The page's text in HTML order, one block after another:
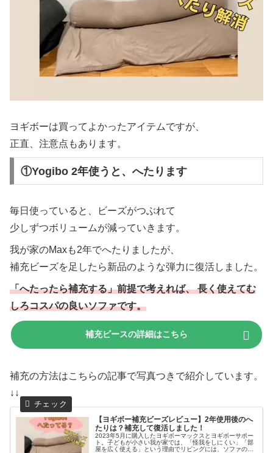
ヨギボーは買ってよかったアイテムですが、
正直、注意点もあります。
①Yogibo 2年使うと、へたります
毎日使っていると、ビーズがつぶれて
少しずつボリュームが減っていきます。
我が家のMaxも2年でへたりましたが、
補充ビーズを足したら新品のような弾力に復活しました。
「へたったら補充する」前提で考えれば、 長く使えてむ
しろコスパの良いソファです。
補充ビースの詳細はこちら
補充の方法はこちらの記事で写真つきで紹介しています。
↓↓
【ヨギボー補充ビーズレビュー】2年使用後のへ
たりは？補充して復活しました！
2023年5月に購入したヨギボーマックスとヨギボーサポー
ト。子どもが小さい我が家では、「怪我をしにくい」「部
屋を広く使える」という理由でリビングには、ソファの代